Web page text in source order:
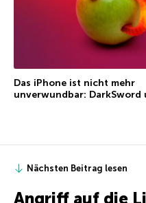
Das iPhone ist nicht mehr
unverwundbar: DarkSword
Nächsten Beitrag lesen
Angriff auf die